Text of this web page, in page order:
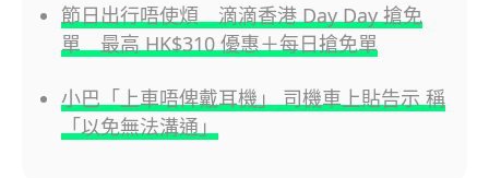
節日出行唔使煩 滴滴香港 Day Day 搶免
單 最高 HK$310 優惠＋每日搶免單
小巴「上車唔俾戴耳機」 司機車上貼告示 稱
「以免無法溝通」